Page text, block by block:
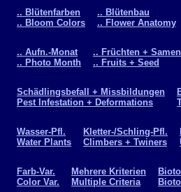
.. Blütenfarben
.. Bloom Colors
.. Blütenbau
.. Flower Anatomy
.. Aufn.-Monat
.. Photo Month
.. Früchten + Samen
.. Fruits + Seed
Schädlingsbefall + Missbildungen
Pest Infestation + Deformations
Wasser-Pfl.
Water Plants
Kletter-/Schling-Pfl.
Climbers + Twiners
Farb-Var.
Color Var.
Mehrere Kriterien
Multiple Criteria